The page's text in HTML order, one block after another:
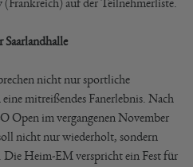
auf der Teilnehmerliste.
Saarlandhalle
nicht nur sportliche
mitreißendes Fanerlebnis. Nach
Open im vergangenen November
nicht nur wiederholt, sondern
Heim-EM verspricht ein Fest für